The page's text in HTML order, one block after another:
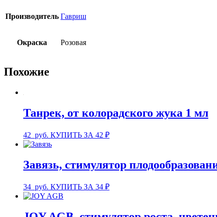
Производитель Гавриш
Окраска Розовая
Похожие
Танрек, от колорадского жука 1 мл
42 руб. КУПИТЬ ЗА 42 ₽
Завязь, стимулятор
34 руб. КУПИТЬ ЗА 34 ₽